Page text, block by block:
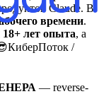
Claude. В
времени.
18+ лет опыта, а
/
— reverse-